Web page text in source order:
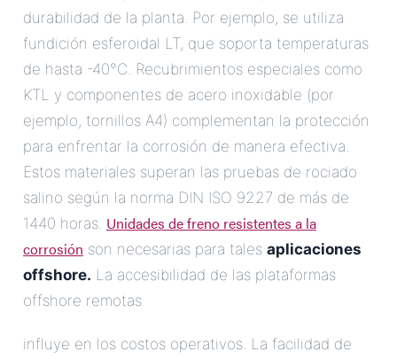
durabilidad de la planta. Por ejemplo, se utiliza
fundición esferoidal LT, que soporta temperaturas
de hasta -40°C. Recubrimientos especiales como
KTL y componentes de acero inoxidable (por
ejemplo, tornillos A4) complementan la protección
para enfrentar la corrosión de manera efectiva.
Estos materiales superan las pruebas de rociado
salino según la norma DIN ISO 9227 de más de
1440 horas. Unidades de freno resistentes a la
corrosión son necesarias para tales aplicaciones
offshore. La accesibilidad de las plataformas
offshore remotas
influye en los costos operativos. La facilidad de